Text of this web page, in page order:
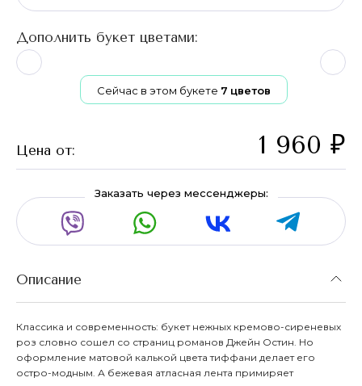
Дополнить букет цветами:
Сейчас в этом букете 7 цветов
Цена от: 1 960 ₽
Заказать через мессенджеры:
Описание
Классика и современность: букет нежных кремово-сиреневых
роз словно сошел со страниц романов Джейн Остин. Но
оформление матовой калькой цвета тиффани делает его
остро-модным. А бежевая атласная лента примиряет